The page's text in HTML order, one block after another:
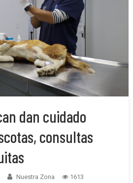
dan cuidado
consultas
Nuestra Zona 1613